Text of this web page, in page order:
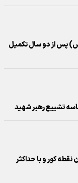
پس از دو سال تکمیل
تشییع رهبر شهید
نقطه کور و با حداکثر